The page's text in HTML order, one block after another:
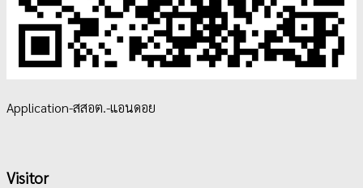
Application-สสอต.-แอนดอย
Visitor